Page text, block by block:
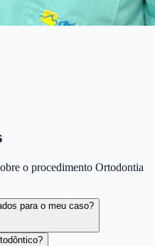
o procedimento Ortodontia
para o meu caso?